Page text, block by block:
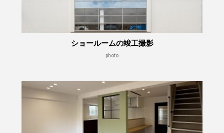
ショールームの竣工撮影
photo